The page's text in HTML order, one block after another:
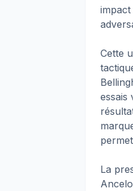
Cette
essais
La